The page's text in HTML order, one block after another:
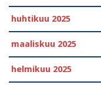
huhtikuu 2025
maaliskuu 2025
helmikuu 2025